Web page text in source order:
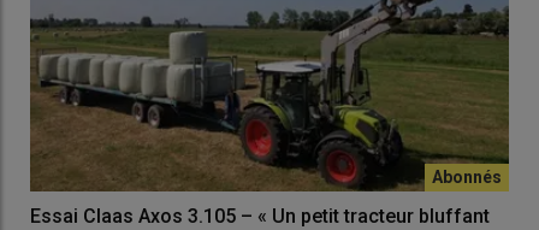
Essai Claas Axos 3.105 – « Un petit tracteur bluffant